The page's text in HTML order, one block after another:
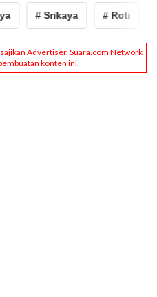
# Srikaya # Roti